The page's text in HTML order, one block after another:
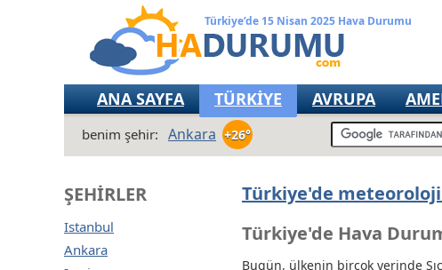
Türkiye’de 15 Nisan 2025 Hava Durumu
ANA SAYFA TÜRKİYE AVRUPA
benim şehir: Ankara +26°
ŞEHIRLER
Istanbul
Ankara
Türkiye'de
Türkiye'de Hava
Bugün, ülkenin birçok yerinde